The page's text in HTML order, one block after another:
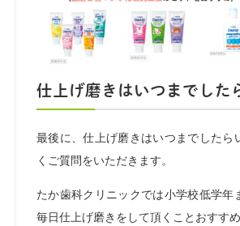
仕上げ磨きはいつまでした
最後に、仕上げ磨きはいつまでしたら
くご質問をいただきます。
たか歯科クリニックでは小学校低学年
毎日仕上げ磨きをして頂くことおすすめ